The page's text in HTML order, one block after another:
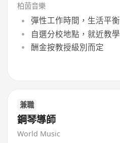
柏茵音樂
彈性工作時間，生活平衡
自選分校地點，就近教學
酬金按教授級別而定
兼職
鋼琴導師
World Music